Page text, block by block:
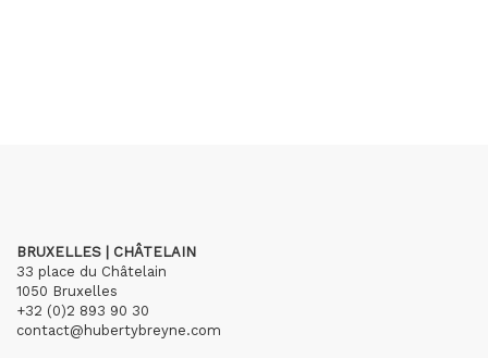
BRUXELLES | CHÂTELAIN
33 place du Châtelain
1050 Bruxelles
+32 (0)2 893 90 30
contact@hubertybreyne.com